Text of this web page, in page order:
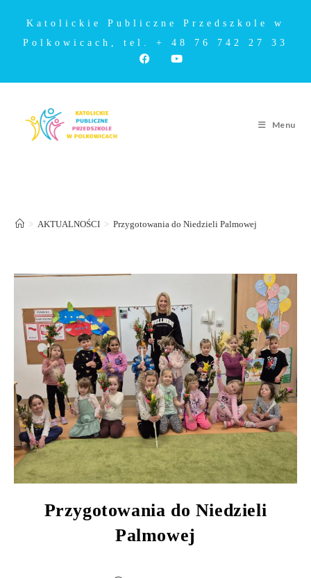
Katolickie Publiczne Przedszkole w
Polkowicach, tel. + 48 76 742 27 33
Menu
> AKTUALNOŚCI > Przygotowania do Niedzieli Palmowej
Przygotowania do Niedzieli
Palmowej